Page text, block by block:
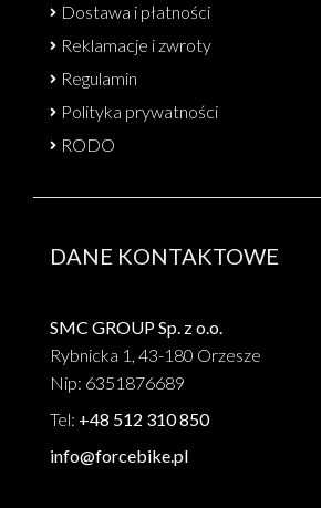
Dostawa i płatności
Reklamacje i zwroty
Regulamin
Polityka prywatności
RODO
DANE KONTAKTOWE
SMC GROUP Sp. z o.o.
Rybnicka 1, 43-180 Orzesze
Nip: 6351876689
Tel: +48 512 310 850
info@forcebike.pl